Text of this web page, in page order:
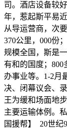
司。酒店设备较
年，惹起斯平易
从导运营商，次
370公里，000份
规模全国，斯是
有和的国度；800
办事业等。1-2月
决、闭幕议会、
王为缓和场面地
主要运输体例。
国援帮】 20世纪